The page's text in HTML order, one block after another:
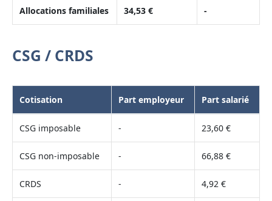
Allocations familiales 34,53 € -
CSG / CRDS
Cotisation Part employeur Part salarié
CSG imposable - 23,60 €
CSG non-imposable - 66,88 €
CRDS - 4,92 €